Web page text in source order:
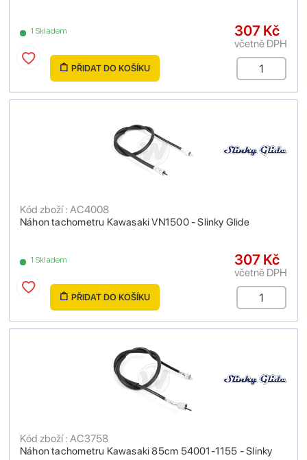
1 Skladem 307 Kč
včetně DPH
PŘIDAT DO KOŠÍKU
Náhon tachometru Kawasaki VN1500 - Slinky Glide
Kód zboží : AC4008
1 Skladem 307 Kč
včetně DPH
PŘIDAT DO KOŠÍKU
Náhon tachometru Kawasaki 85cm 54001-1155 - Slinky
Kód zboží : AC3758